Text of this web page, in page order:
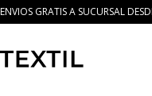
GRATIS A SUCURSAL